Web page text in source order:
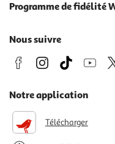
Programme de fidélité
Nous suivre
Notre application
Télécharger